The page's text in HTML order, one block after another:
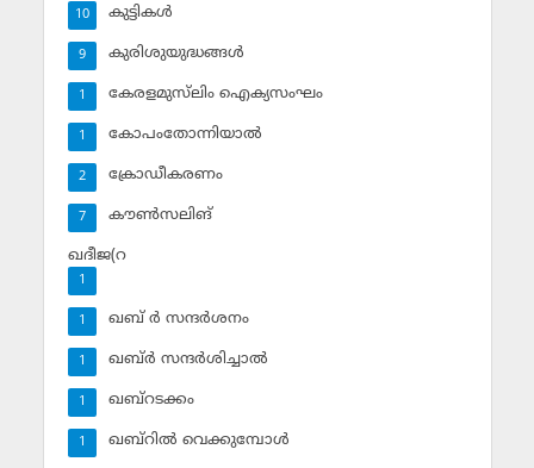
കുട്ടികള്‍
10
കുരിശുയുദ്ധങ്ങള്‍
9
കേരളമുസ്‌ലിം ഐക്യസംഘം
1
കോപംതോന്നിയാല്‍
1
ക്രോഡീകരണം
2
കൗണ്‍സലിങ്‌
7
ഖദീജ(റ
1
ഖബ് ര്‍ സന്ദര്‍ശനം
1
ഖബ്ര്‍ സന്ദര്‍ശിച്ചാല്‍
1
ഖബ്‌റടക്കം
1
ഖബ്‌റില്‍ വെക്കുമ്പോള്‍
1